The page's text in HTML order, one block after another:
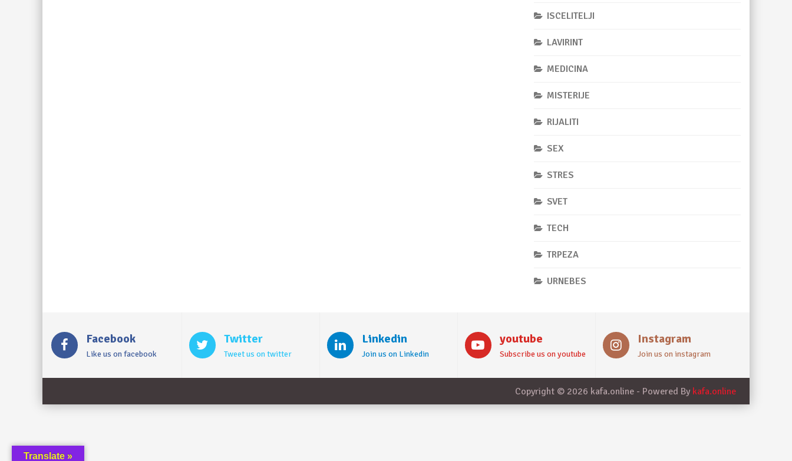
ISCELITELJI
LAVIRINT
MEDICINA
MISTERIJE
RIJALITI
SEX
STRES
SVET
TECH
TRPEZA
URNEBES
Facebook
Like us on facebook
Twitter
Tweet us on twitter
Linkedin
Join us on Linkedin
youtube
Subscribe us on youtube
Instagram
Join us on instagram
Copyright © 2026 kafa.online - Powered By kafa.online
Translate »